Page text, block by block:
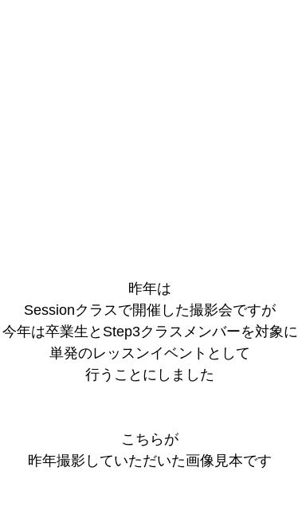
昨年は
Sessionクラスで開催した撮影会ですが
今年は卒業生とStep3クラスメンバーを対象に
単発のレッスンイベントとして
行うことにしました
こちらが
昨年撮影していただいた画像見本です